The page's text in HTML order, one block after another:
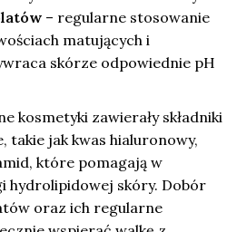
– regularne stosowanie
matujących i
skórze odpowiednie pH
kosmetyki zawierały składniki
takie jak kwas hialuronowy,
które pomagają w
hydrolipidowej skóry. Dobór
oraz ich regularne